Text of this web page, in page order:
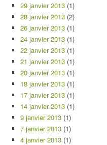
29 janvier 2013 (1)
28 janvier 2013 (2)
26 janvier 2013 (1)
24 janvier 2013 (1)
22 janvier 2013 (1)
21 janvier 2013 (1)
20 janvier 2013 (1)
18 janvier 2013 (1)
17 janvier 2013 (1)
14 janvier 2013 (1)
9 janvier 2013 (1)
7 janvier 2013 (1)
4 janvier 2013 (1)